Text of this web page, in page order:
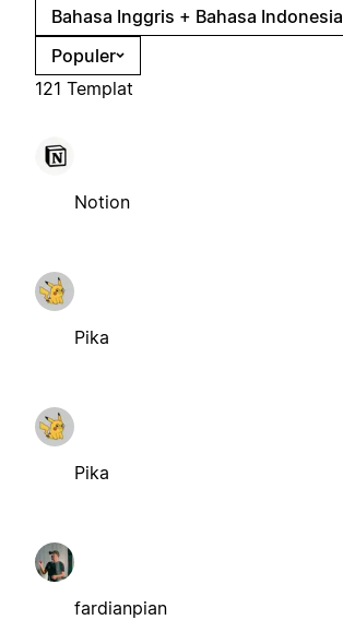
Bahasa Inggris + Bahasa Indonesia
Populer
121 Templat
Notion
Pika
Pika
fardianpian